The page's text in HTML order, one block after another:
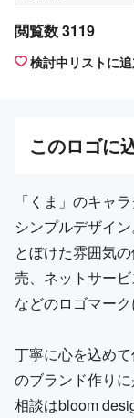
閲覧数 3119
検討中リストに
このロゴに
「くま」のキャ
シンプルデザイ
とぼけた雰囲気
売、ネットサー
などのロゴマー
丁寧に心を込め
のブランド作り
相談はbloom